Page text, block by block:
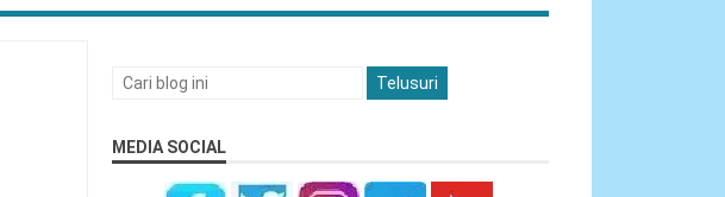
MEDIA SOCIAL